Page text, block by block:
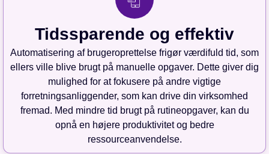
Tidssparende og effektiv
Automatisering af brugeroprettelse frigør værdifuld tid, som
ellers ville blive brugt på manuelle opgaver. Dette giver dig
mulighed for at fokusere på andre vigtige
forretningsanliggender, som kan drive din virksomhed
fremad. Med mindre tid brugt på rutineopgaver, kan du
opnå en højere produktivitet og bedre
ressourceanvendelse.